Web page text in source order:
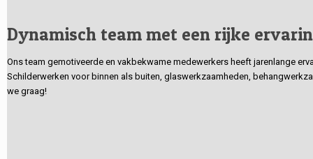
Dynamisch team met een rijke
Ons team gemotiveerde en vakbekwame medewerkers heeft jarenlange
Schilderwerken voor binnen als buiten, glaswerkzaamheden,
we graag!